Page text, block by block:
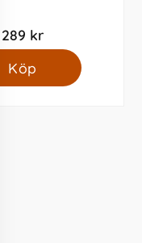
289 kr
Köp